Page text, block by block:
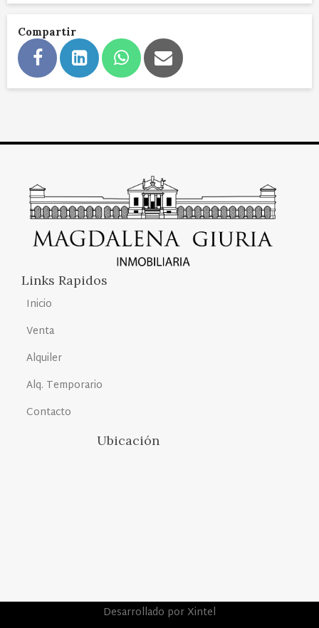
Compartir
Links Rapidos
Inicio
Venta
Alquiler
Alq. Temporario
Contacto
Ubicación
Desarrollado por Xintel